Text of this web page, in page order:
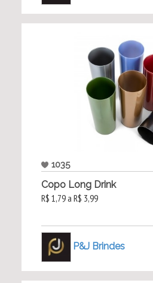
1035
Copo Long Drink
R$ 1,79 a R$ 3,99
P&J Brindes